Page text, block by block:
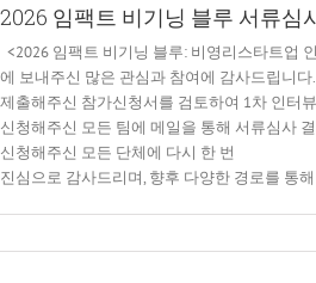
2026 임팩트 비기닝 블루 서류심
<2026 임팩트 비기닝 블루: 비영리스타트업
에 보내주신 많은 관심과 참여에 감사드립니다.
제출해주신 참가신청서를 검토하여 1차 인터
신청해주신 모든 팀에 메일을 통해 서류심사
신청해주신 모든 단체에 다시 한 번
진심으로 감사드리며, 향후 다양한 경로를 통